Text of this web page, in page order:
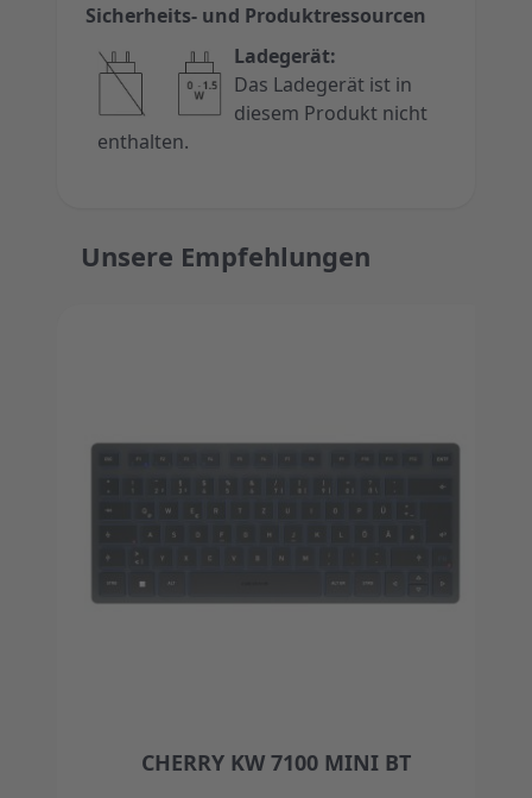
Sicherheits- und Produktressourcen
Ladegerät:
Das Ladegerät ist in
diesem Produkt nicht
enthalten.
Unsere Empfehlungen
CHERRY KW 7100 MINI BT